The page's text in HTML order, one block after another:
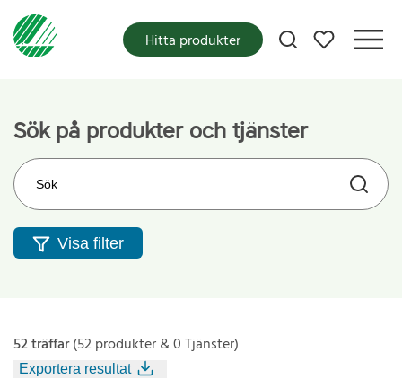
Mina favoriter
Hitta produkter
Sök på produkter och tjänster
Sök på webbplatsen
Visa filter
52 träffar(52 produkter & 0 Tjänster)
Exportera resultat